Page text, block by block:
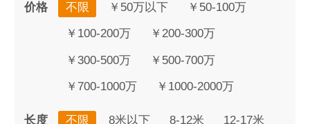
价格 不限 ￥50万以下 ￥50-100万
￥100-200万 ￥200-300万
￥300-500万 ￥500-700万
￥700-1000万 ￥1000-2000万
长度 不限 8米以下 8-12米 12-17米